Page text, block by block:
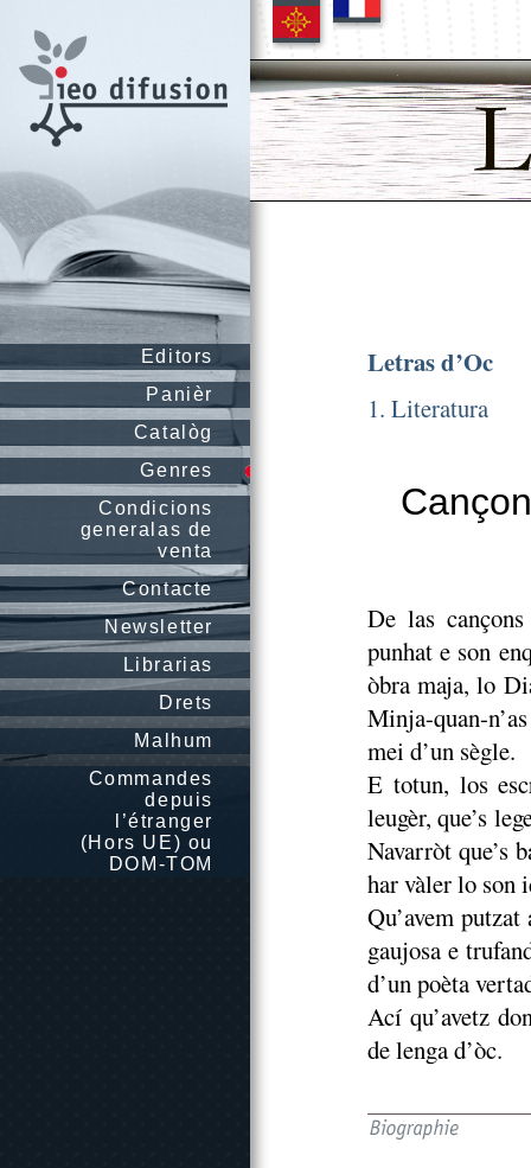
Editors
Panièr
Catalòg
Genres
Condicions
generalas de
venta
Contacte
Newsletter
Librarias
Drets
Malhum
Commandes
depuis
l’étranger
(Hors UE) ou
DOM-TOM
Letras d’Oc
1. Literatura
De las
punhat e son
òbra maja, lo
Minja-quan-
mei d’un sègle.
E totun, los
leugèr, que’s
Navarròt que’s
har vàler lo son
Qu’avem
gaujosa e
d’un poèta
Ací qu’avetz
de lenga d’òc.